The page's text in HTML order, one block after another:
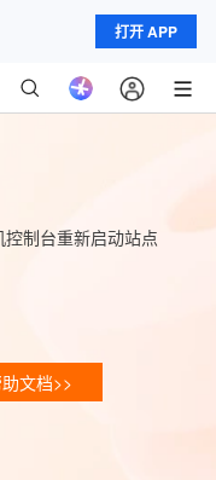
打开 APP
制台重新启动站点
文档>>